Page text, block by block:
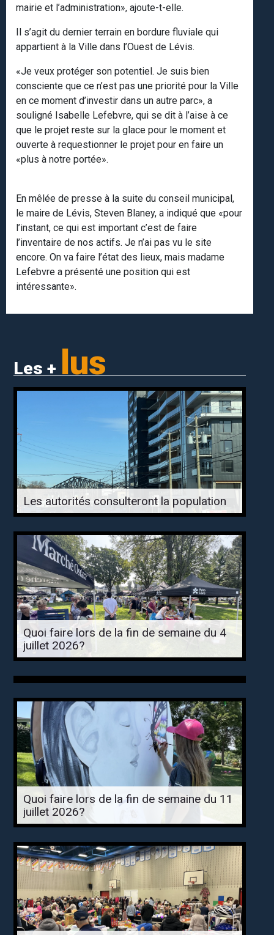
mairie et l’administration», ajoute-t-elle.
Il s’agit du dernier terrain en bordure fluviale qui
appartient à la Ville dans l’Ouest de Lévis.
«Je veux protéger son potentiel. Je suis bien
consciente que ce n’est pas une priorité pour la Ville
en ce moment d’investir dans un autre parc», a
souligné Isabelle Lefebvre, qui se dit à l’aise à ce
que le projet reste sur la glace pour le moment et
ouverte à requestionner le projet pour en faire un
«plus à notre portée».
En mêlée de presse à la suite du conseil municipal,
le maire de Lévis, Steven Blaney, a indiqué que «pour
l’instant, ce qui est important c’est de faire
l’inventaire de nos actifs. Je n’ai pas vu le site
encore. On va faire l’état des lieux, mais madame
Lefebvre a présenté une position qui est
intéressante».
Les + lus
Les autorités consulteront la population
Quoi faire lors de la fin de semaine du 4
juillet 2026?
Quoi faire lors de la fin de semaine du 11
juillet 2026?